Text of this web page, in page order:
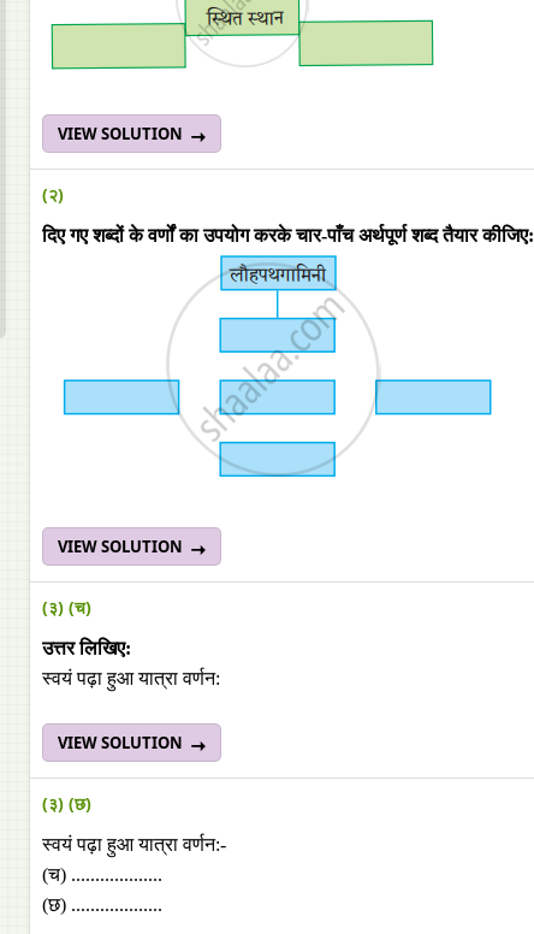
VIEW SOLUTION
(२)
दिए गए शब्दों के वर्णों का उपयोग करके चार-पाँच अर्थपूर्ण शब्द तैयार कीजिए:
VIEW SOLUTION
(३) (च)
उत्तर लिखिए:
स्वयं पढ़ा हुआ यात्रा वर्णन:
VIEW SOLUTION
(३) (छ)
स्वयं पढ़ा हुआ यात्रा वर्णन:-
(च) ...................
(छ) ...................